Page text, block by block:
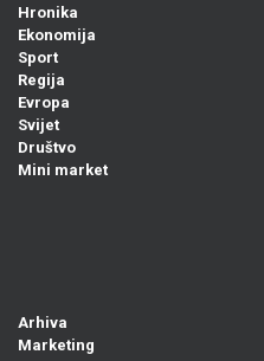
Hronika
Ekonomija
Sport
Regija
Evropa
Svijet
Društvo
Mini market
Arhiva
Marketing